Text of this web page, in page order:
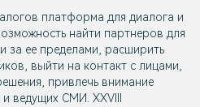
платформа для диалога и
найти партнеров для
за ее пределами, расширить
выйти на контакт с лицами,
привлечь внимание
ведущих СМИ. XXVIII